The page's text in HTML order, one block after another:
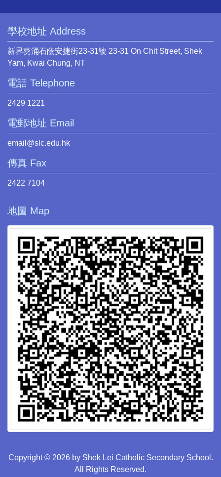
學校地址 Address
新界葵涌石蔭安捷街23-31號 23-31 On Chit Street, Shek
Yam, Kwai Chung, NT
電話 Telephone
2429 1221
電郵地址 Email
email@slc.edu.hk
傳真 Fax
2422 7104
地圖 Map
Copyright © 2026 by Shek Lei Catholic Secondary School.
All Rights Reserved.